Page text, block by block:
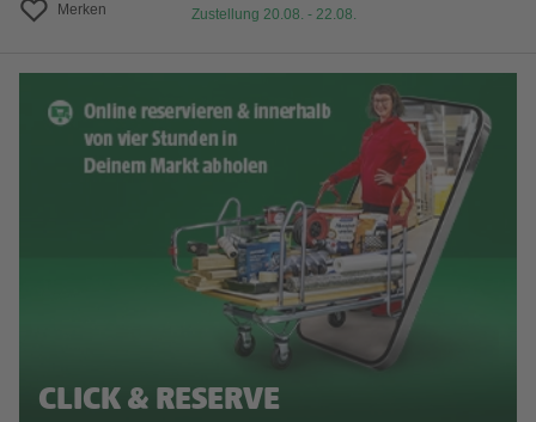
Merken
Zustellung 20.08. - 22.08.
CLICK & RESERVE